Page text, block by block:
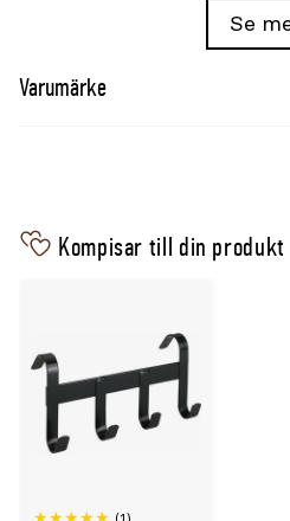
Avtagbar rem undertill
Se
Varumärke
Kompisar till din produkt